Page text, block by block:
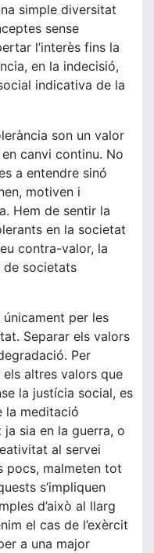
simple diversitat
sense
l’interès fins la
en la indecisió,
indicativa de la
son un valor
canvi continu. No
a entendre sinó
motiven i
Hem de sentir la
en la societat
contra-valor, la
de societats
per les
Separar els valors
Per
altres valors que
la justícia social, es
la meditació
sia en la guerra, o
al servei
pocs, malmeten tot
s’impliquen
d’això al llarg
el cas de l’exèrcit
a una major